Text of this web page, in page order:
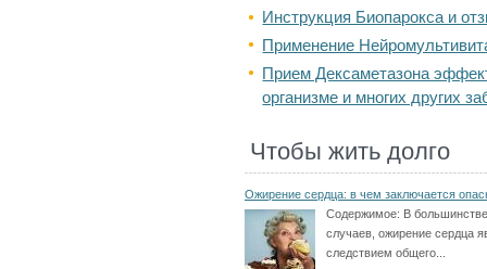
Инструкция Биопарокса и
Применение
Прием Дексаметазона
организме и многих других
Чтобы жить долго
Ожирение сердца: в чем заключается
Содержимое: В большинстве
случаев, ожирение сердца
следствием общего...